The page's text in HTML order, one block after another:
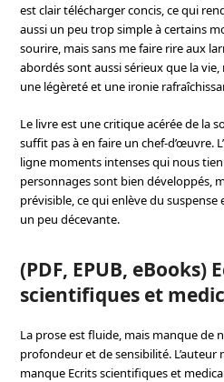
est clair télécharger concis, ce qui
aussi un peu trop simple à certains
sourire, mais sans me faire rire aux
abordés sont aussi sérieux que la vie,
une légèreté et une ironie
Le livre est une critique acérée de la
suffit pas à en faire un chef-d’œuvre.
ligne moments intenses qui nous
personnages sont bien développés,
prévisible, ce qui enlève du suspense
un peu décevante.
(PDF, EPUB, eBooks)
scientifiques et
La prose est fluide, mais manque de
profondeur et de sensibilité. L’auteur
manque Ecrits scientifiques et